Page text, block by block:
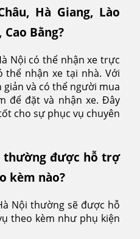
Hà Giang, Lào
Cao Bằng?
Nội có thể nhận xe trực
thể nhận xe tại nhà. Với
và có thể người mua
để đặt và nhận xe. Đây
cho sự phục vụ chuyên
thường được hỗ trợ
kèm nào?
Nội thường sẽ được hỗ
theo kèm như phụ kiện